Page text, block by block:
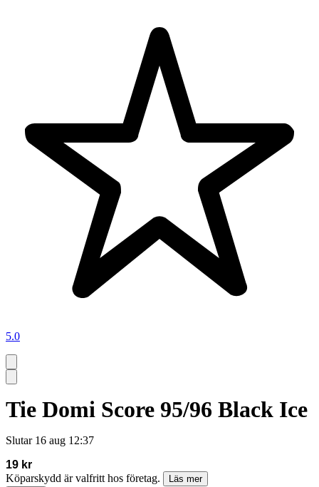
5.0
Tie Domi Score 95/96 Black Ice
Slutar 16 aug 12:37
19 kr
Köparskydd är valfritt hos företag.
Läs mer